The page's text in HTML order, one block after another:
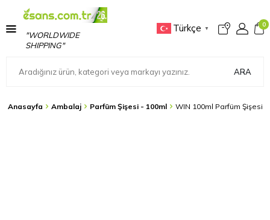
"WORLDWIDE
SHIPPING"
Türkçe ▼
0
ARA
Anasayfa Ambalaj Parfüm Şişesi - 100ml WIN 100ml Parfüm Şişesi